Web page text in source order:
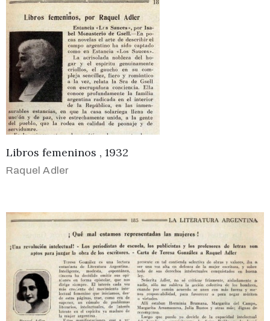
Libros femeninos , 1932
Raquel Adler